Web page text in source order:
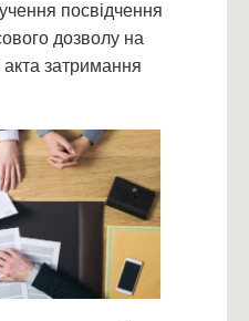
посвідчення
дозволу на
акта затримання